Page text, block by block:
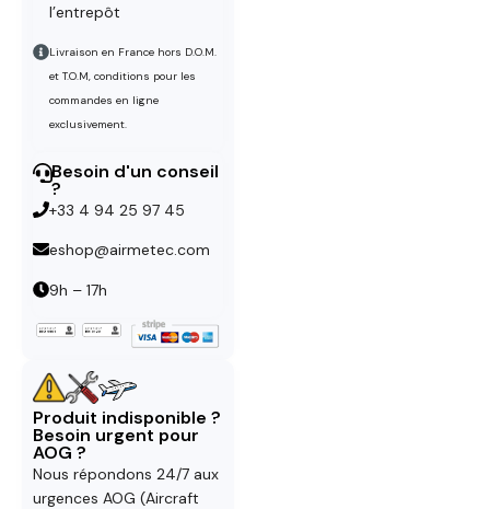
l’entrepôt
Livraison en France hors D.O.M.
et T.O.M, conditions pour les
commandes en ligne
exclusivement.
Besoin d'un conseil
?
+33 4 94 25 97 45
eshop@airmetec.com
9h – 17h
Produit indisponible ?
Besoin urgent pour
AOG ?
Nous répondons 24/7 aux
urgences AOG (Aircraft